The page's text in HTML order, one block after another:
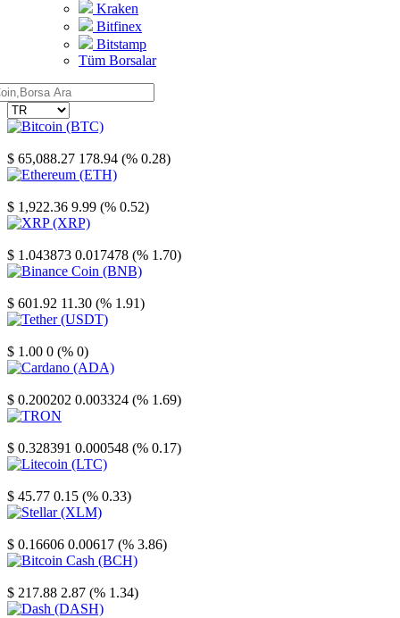
Kraken
Bitfinex
Bitstamp
Tüm Borsalar
$ 65,088.27 178.94 (% 0.28)
$ 1,922.36 9.99 (% 0.52)
$ 1.043873 0.017478 (% 1.70)
$ 601.92 11.30 (% 1.91)
$ 1.00 0 (% 0)
$ 0.200202 0.003324 (% 1.69)
$ 0.328391 0.000548 (% 0.17)
$ 45.77 0.15 (% 0.33)
$ 0.16606 0.00617 (% 3.86)
$ 217.88 2.87 (% 1.34)